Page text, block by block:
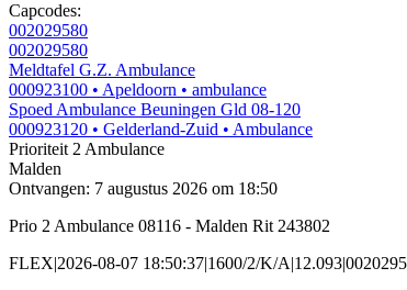
Capcodes:
002029580
002029580
Meldtafel G.Z. Ambulance
000923100 • Apeldoorn • ambulance
Spoed Ambulance Beuningen Gld 08-120
000923120 • Gelderland-Zuid • Ambulance
Prioriteit 2 Ambulance
Malden
Ontvangen: 7 augustus 2026 om 18:50
Prio 2 Ambulance 08116 - Malden Rit 243802
FLEX|2026-08-07 18:50:37|1600/2/K/